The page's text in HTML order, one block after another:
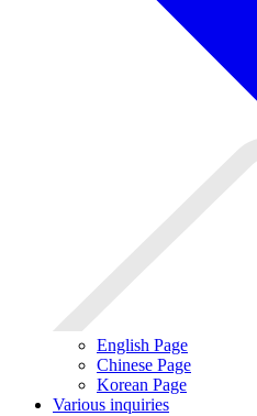
English Page
Chinese Page
Korean Page
Various inquiries